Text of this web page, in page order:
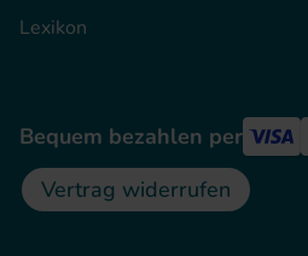
Lexikon
Bequem bezahlen per
Vertrag widerrufen